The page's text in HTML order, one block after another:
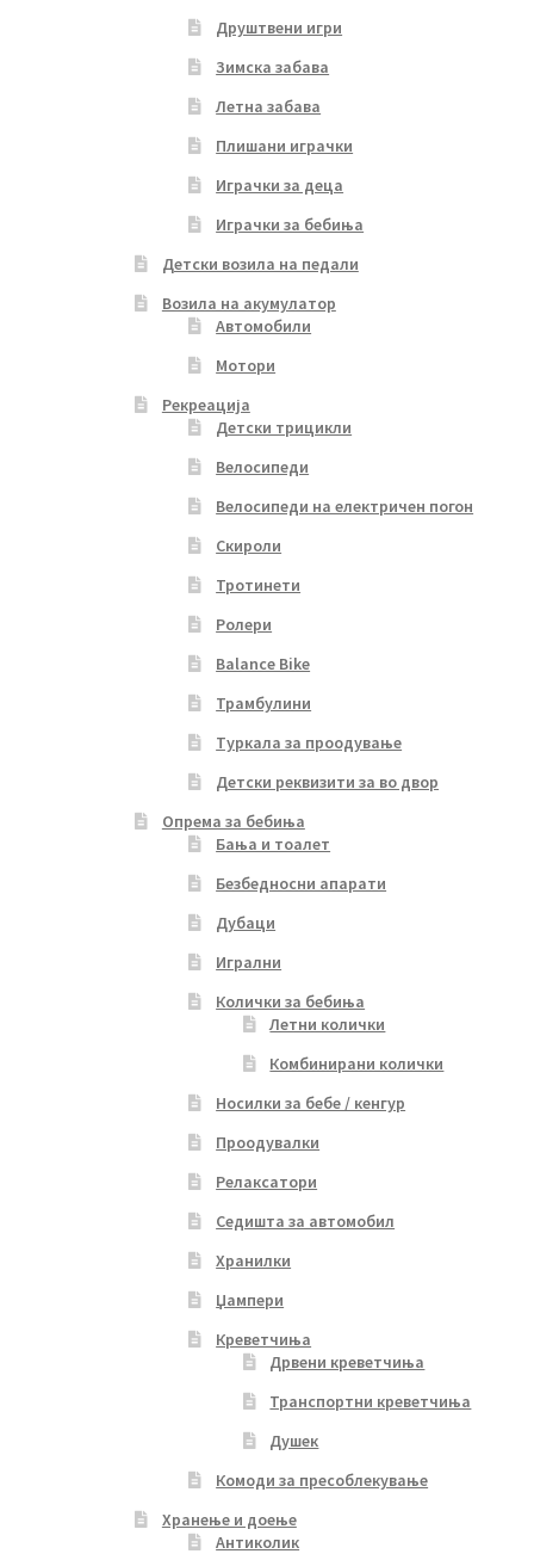
Друштвени игри
Зимска забава
Летна забава
Плишани играчки
Играчки за деца
Играчки за бебиња
Детски возила на педали
Возила на акумулатор
Автомобили
Мотори
Рекреација
Детски трицикли
Велосипеди
Велосипеди на електричен погон
Скироли
Тротинети
Ролери
Balance Bike
Трамбулини
Туркала за проодување
Детски реквизити за во двор
Опрема за бебиња
Бања и тоалет
Безбедносни апарати
Дубаци
Игрални
Колички за бебиња
Летни колички
Комбинирани колички
Носилки за бебе / кенгур
Проодувалки
Релаксатори
Седишта за автомобил
Хранилки
Џампери
Креветчиња
Дрвени креветчиња
Транспортни креветчиња
Душек
Комоди за пресоблекување
Хранење и доење
Антиколик